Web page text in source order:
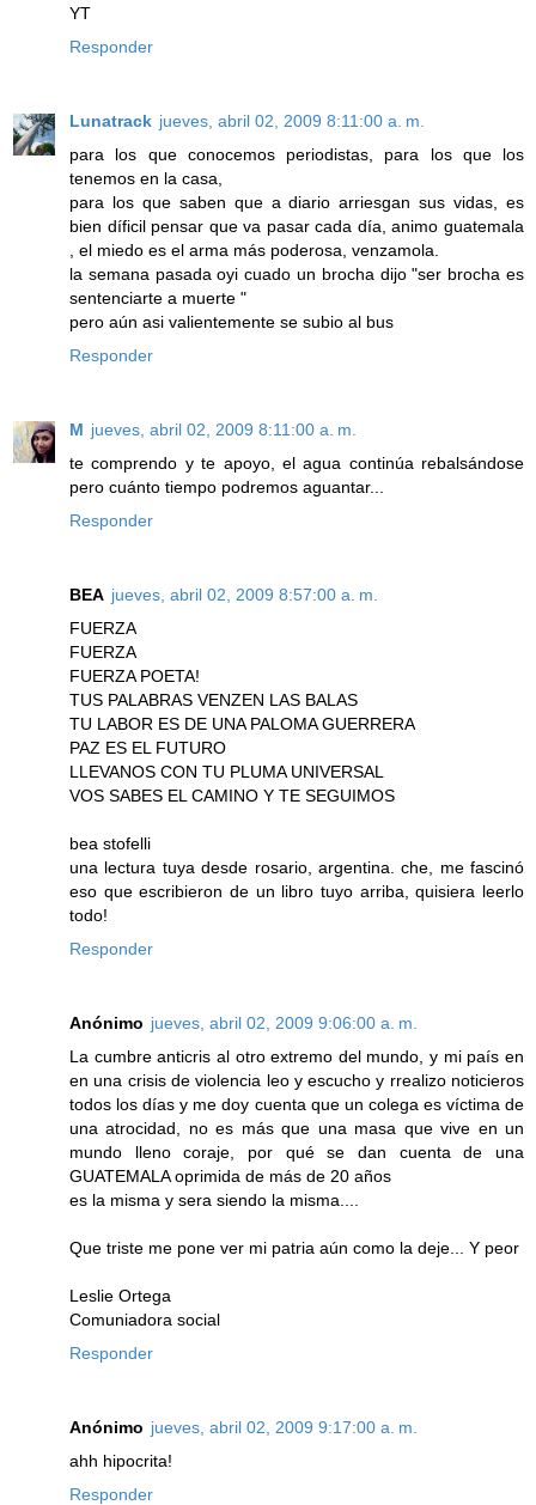
YT
Responder
Lunatrack jueves, abril 02, 2009 8:11:00 a. m.
para los que conocemos periodistas, para los que los
tenemos en la casa,
para los que saben que a diario arriesgan sus vidas, es
bien díficil pensar que va pasar cada día, animo guatemala
, el miedo es el arma más poderosa, venzamola.
la semana pasada oyi cuado un brocha dijo "ser brocha es
sentenciarte a muerte "
pero aún asi valientemente se subio al bus
Responder
M jueves, abril 02, 2009 8:11:00 a. m.
te comprendo y te apoyo, el agua continúa rebalsándose
pero cuánto tiempo podremos aguantar...
Responder
BEA jueves, abril 02, 2009 8:57:00 a. m.
FUERZA
FUERZA
FUERZA POETA!
TUS PALABRAS VENZEN LAS BALAS
TU LABOR ES DE UNA PALOMA GUERRERA
PAZ ES EL FUTURO
LLEVANOS CON TU PLUMA UNIVERSAL
VOS SABES EL CAMINO Y TE SEGUIMOS
bea stofelli
una lectura tuya desde rosario, argentina. che, me fascinó
eso que escribieron de un libro tuyo arriba, quisiera leerlo
todo!
Responder
Anónimo jueves, abril 02, 2009 9:06:00 a. m.
La cumbre anticris al otro extremo del mundo, y mi país en
en una crisis de violencia leo y escucho y rrealizo noticieros
todos los días y me doy cuenta que un colega es víctima de
una atrocidad, no es más que una masa que vive en un
mundo lleno coraje, por qué se dan cuenta de una
GUATEMALA oprimida de más de 20 años
es la misma y sera siendo la misma....
Que triste me pone ver mi patria aún como la deje... Y peor
Leslie Ortega
Comuniadora social
Responder
Anónimo jueves, abril 02, 2009 9:17:00 a. m.
ahh hipocrita!
Responder